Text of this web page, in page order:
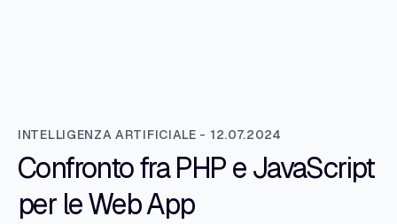
INTELLIGENZA ARTIFICIALE - 12.07.2024
Confronto fra PHP e JavaScript
per le Web App